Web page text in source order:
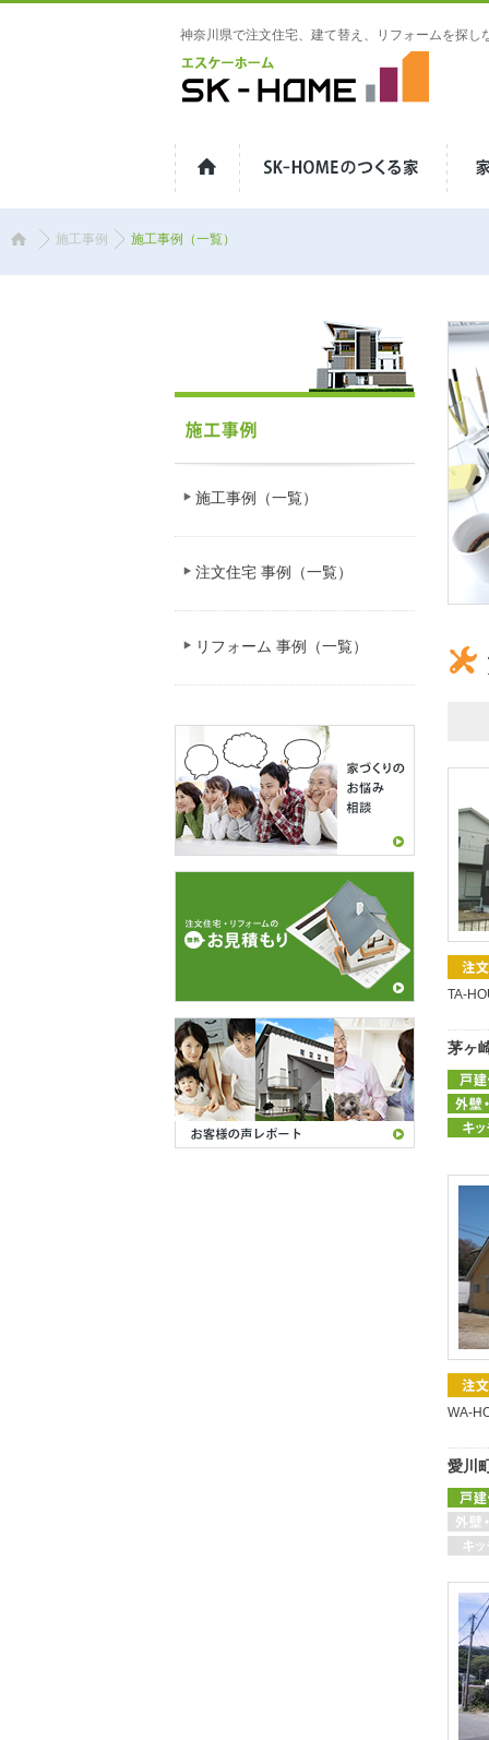
神奈川県で注文住宅、建て替え、リフォームを探し
ホ
施工事例 施工事例（一覧）
施工事例（一覧）
注文住宅 事例（一覧）
リフォーム 事例（一覧）
TA-
茅ヶ
WA-
愛川